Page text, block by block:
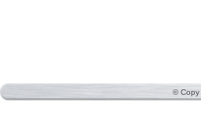
© Copy